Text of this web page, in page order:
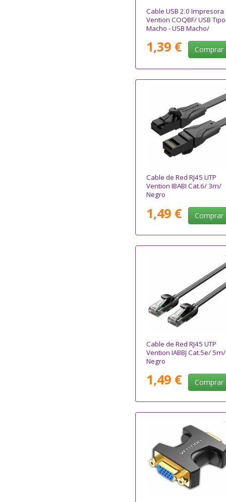
Cable USB 2.0 Impresora
Vention COQBF/ USB
Macho - USB Macho/
1,39 € Comprar
Cable de Red RJ45 UTP
Vention IBABI Cat.6/ 3m/
Negro
1,49 € Comprar
Cable de Red RJ45 UTP
Vention IABBJ Cat.5e/ 5m/
Negro
1,49 € Comprar